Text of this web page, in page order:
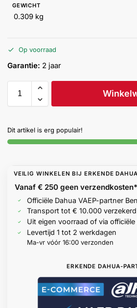
Outlet
service
GEWICHT
0.309 kg
Op voorraad
Garantie: 2 jaar
Dit artikel is erg populair!
VEILIG WINKELEN BIJ ERKENDE
Vanaf € 250 geenverzendkosten*
Officiële Dahua VAEP-partner
Transport tot € 10.000 verzekerd
Uit eigen voorraad of via
Levertijd 1 tot 2 werkdagen
Ma-vr vóór 16:00 verzonden
ERKENDE DAHUA-